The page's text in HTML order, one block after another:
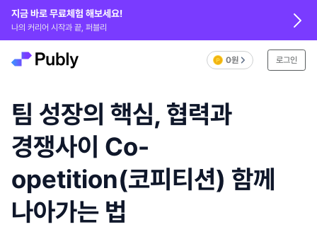
지금 바로 무료체험 해보세요!
나의 커리어 시작과 끝, 퍼블리
0원 로그인
팀 성장의 핵심, 협력과
경쟁사이 Co-
opetition(코피티션) 함께
나아가는 법